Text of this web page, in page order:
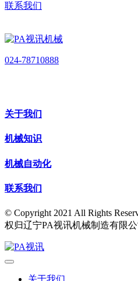
联系我们
024-78710888
关于我们
机械知识
机械自动化
联系我们
© Copyright 2021 All Rights
权归辽宁PA视讯机械制造有限
关于我们